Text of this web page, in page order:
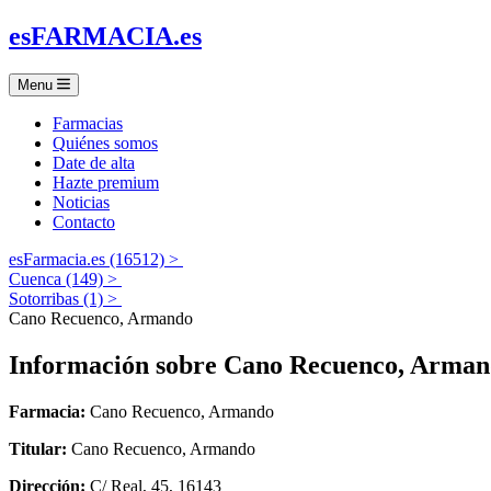
esFARMACIA.es
Menu
Farmacias
Quiénes somos
Date de alta
Hazte premium
Noticias
Contacto
esFarmacia.es (16512) >
Cuenca (149) >
Sotorribas (1) >
Cano Recuenco, Armando
Información sobre Cano Recuenco,
Farmacia: Cano Recuenco, Armando
Titular: Cano Recuenco, Armando
Dirección: C/ Real, 45, 16143